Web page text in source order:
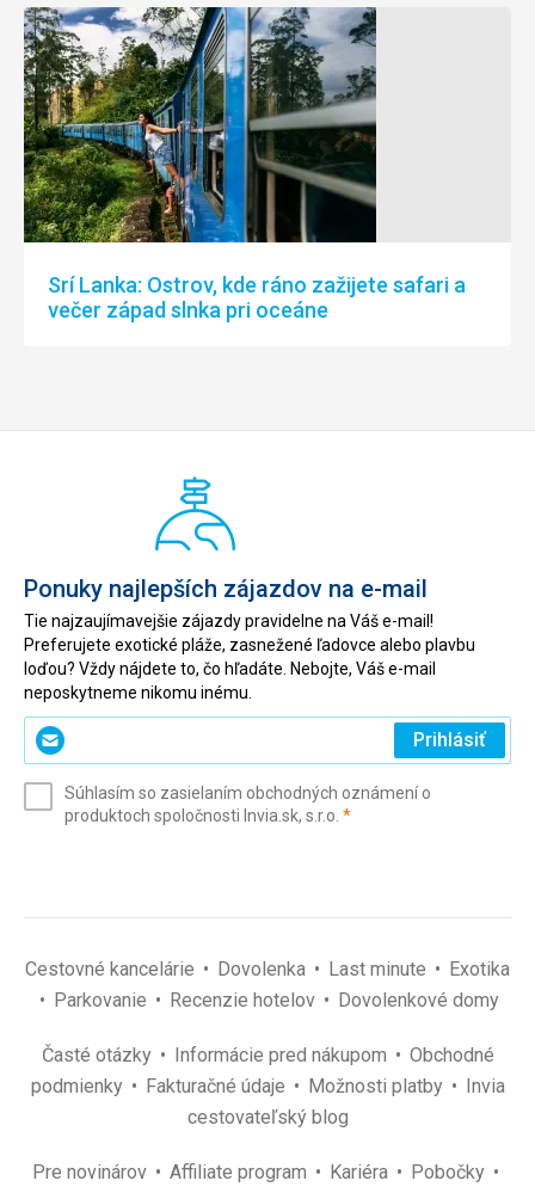
Srí Lanka: Ostrov, kde ráno zažijete safari a
večer západ slnka pri oceáne
Ponuky najlepších zájazdov na e-mail
Tie najzaujímavejšie zájazdy pravidelne na Váš e-mail!
Preferujete exotické pláže, zasnežené ľadovce alebo plavbu
loďou? Vždy nájdete to, čo hľadáte. Nebojte, Váš e-mail
neposkytneme nikomu inému.
Zadajte
svoj
(povinné)
Prihlásiť
Súhlasím so zasielaním obchodných oznámení o
produktoch spoločnosti Invia.sk, s.r.o. *(povinné)
Cestovné kancelárie Dovolenka Last minute
Exotika
Parkovanie
Recenzie hotelov Dovolenkové domy
Časté otázky Informácie pred nákupom
Obchodné
podmienky
Fakturačné údaje Možnosti platby
Invia
cestovateľský blog
Pre novinárov Affiliate program Kariéra
Pobočky